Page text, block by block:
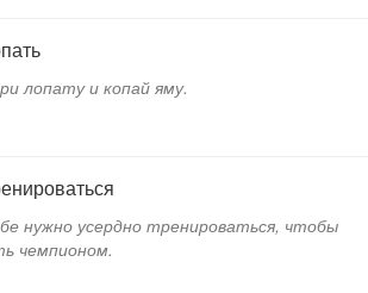
лопату и копай яму.
нужно усердно тренироваться, чтобы
чемпионом.